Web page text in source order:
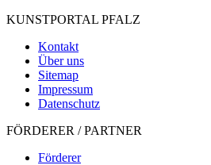
KUNSTPORTAL PFALZ
Kontakt
Über uns
Sitemap
Impressum
Datenschutz
FÖRDERER / PARTNER
Förderer